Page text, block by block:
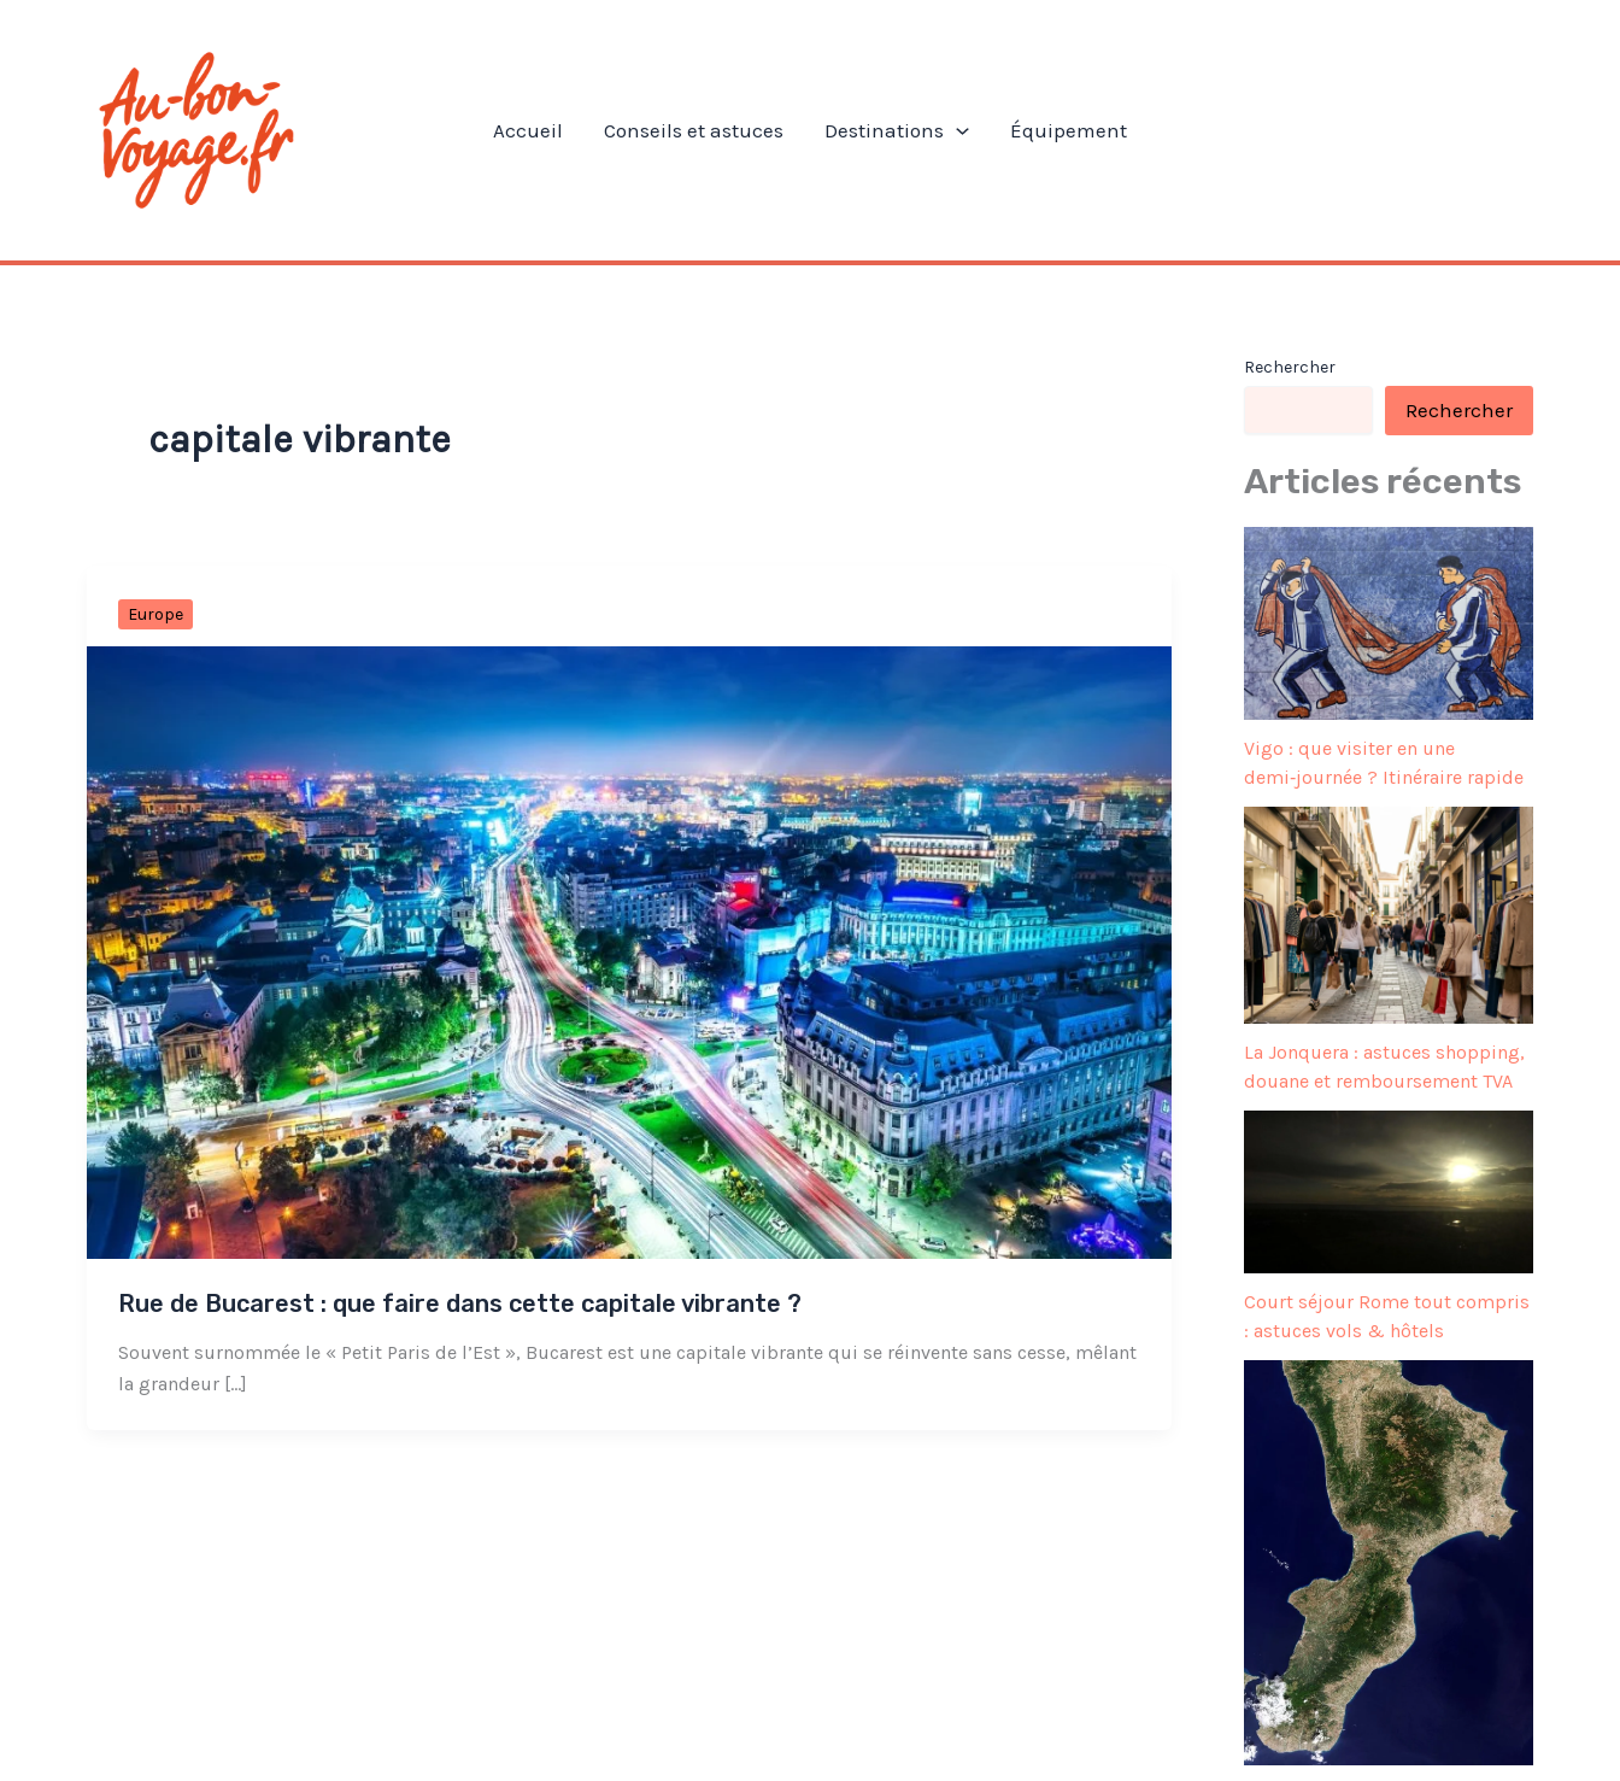
Accueil
Conseils et astuces Destinations Équipement
capitale vibrante
Europe
Rue de Bucarest : que faire dans cette capitale vibrante ?
Souvent surnommée le « Petit Paris de l’Est », Bucarest est une capitale vibrante qui se réinvente sans cesse, mêlant
la grandeur […]
Rechercher
Rechercher
Articles récents
Vigo : que visiter en une
demi‑journée ? Itinéraire rapide
La Jonquera : astuces shopping,
douane et remboursement TVA
Court séjour Rome tout compris
: astuces vols & hôtels